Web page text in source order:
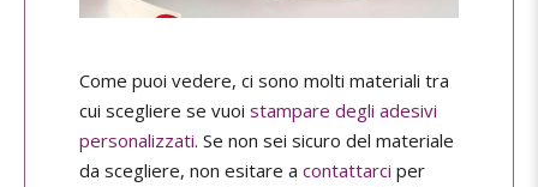
Come puoi vedere, ci sono molti materiali tra
cui scegliere se vuoi stampare degli adesivi
personalizzati. Se non sei sicuro del materiale
da scegliere, non esitare a contattarci per